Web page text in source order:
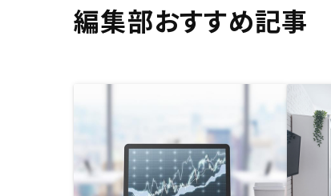
編集部おすすめ記事